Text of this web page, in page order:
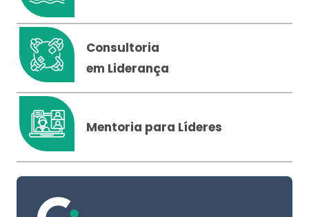
Consultoria
em Liderança
Mentoria para Líderes